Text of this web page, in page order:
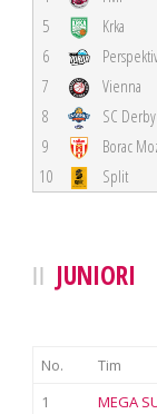
5
Krka
6
7
Vienna
8
SC Derby
9
Borac
10
Split
JUNIORI
No. Tim
1
MEGA